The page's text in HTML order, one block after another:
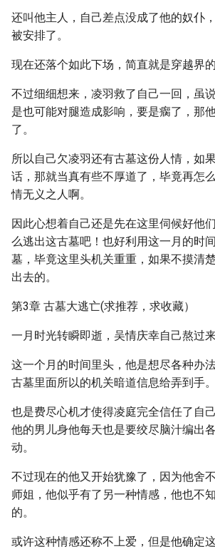
还叫他主人，自己差点没成了他的奴仆
被安排了。
现在还落个如此下场，简直就是穿越界
不过细细想来，凌羽救了自己一回，虽
是也可能对腿造成影响，要是瘸了，那
了。
所以自己欠凌羽还有古墓这份人情，如
话，那就当真有些不厚道了，毕竟再怎
情无义之人啊。
因此心想着自己还是先在这里伺候好他
么逃出这古墓吧！也好利用这一月的时
墓，毕竟这里头机关重重，如果不摸清
出去的。
第3章 古墓大逃亡(求推荐，求收藏）
一月时光转瞬即逝，吴情庆幸自己熬过来
这一个月的时间里头，他是想尽各种办
古墓里面所以的机关暗道信息给弄到手。
也是费尽心机才使得凌庭完全信任了自
他的男儿身他每天也是要绞尽脑汁编出
动。
不过现在的他又开始犹豫了，因为他舍
师姐，他似乎有了另一种情感，他也不
的。
或许这种情感还称不上爱，但是他确定